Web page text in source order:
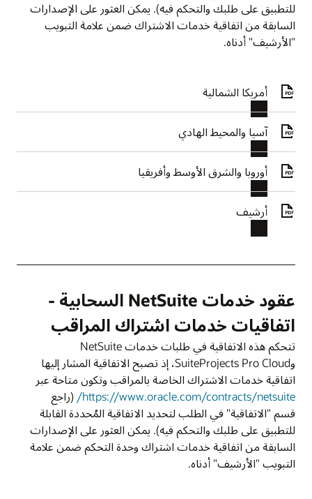
للتطبيق على طلبك والتحكم فيه). يمكن العثور على الإصدارات
السابقة من اتفاقية خدمات الاشتراك ضمن علامة التبويب
"الأرشيف" أدناه.
أمريكا الشمالية
آسيا والمحيط الهادي
أوروبا والشرق الأوسط وأفريقيا
أرشيف
عقود خدمات NetSuite السحابية -
اتفاقيات خدمات اشتراك المراقب
تتحكم هذه الاتفاقية في طلبات خدمات NetSuite
وSuiteProjects Pro Cloud، إذ تصبح الاتفاقية المشار إليها
اتفاقية خدمات الاشتراك الخاصة بالمراقب وتكون متاحة عبر
https://www.oracle.com/contracts/netsuite/
(راجع
قسم "الاتفاقية" في الطلب لتحديد الاتفاقية المُحددة القابلة
للتطبيق على طلبك والتحكم فيه). يمكن العثور على الإصدارات
السابقة من اتفاقية خدمات اشتراك وحدة التحكم ضمن علامة
التبويب "الأرشيف" أدناه.